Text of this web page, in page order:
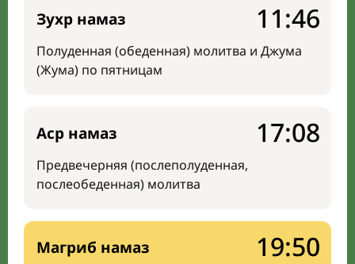
Зухр намаз
Полуденная (обеденная) молитва и Джума
(Жума) по пятницам
11:46
Аср намаз
Предвечерняя (послеполуденная,
послеобеденная) молитва
17:08
Магриб намаз 19:50